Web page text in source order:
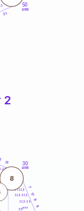
50
anni
21
2
30
anni
29
31-32,5
32,5-33,5
33,5-34
13
7
17
8
9
8
35anni